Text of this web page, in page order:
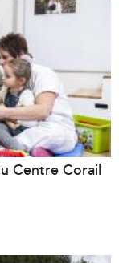
Centre Corail